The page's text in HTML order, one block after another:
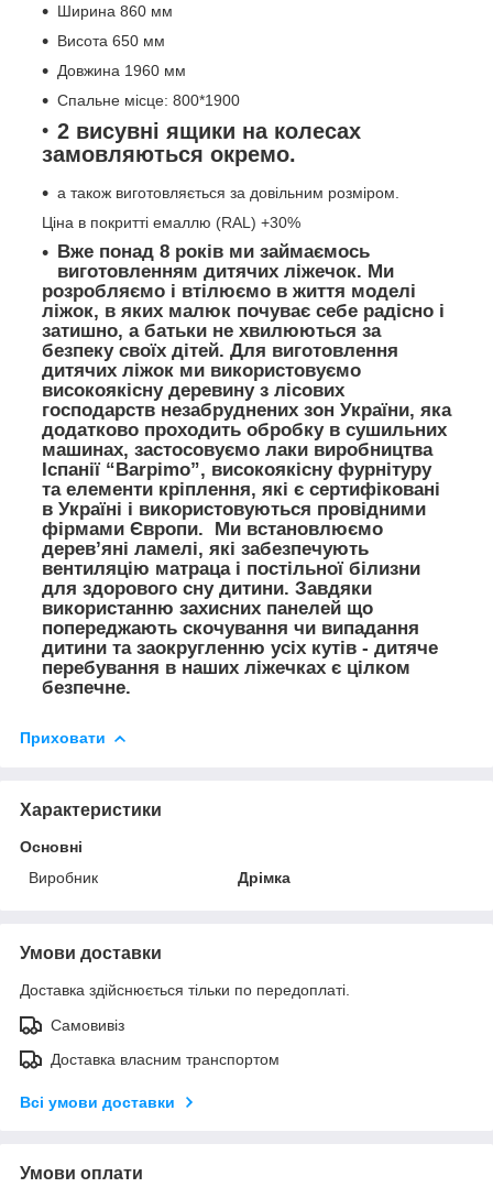
Ширина 860 мм
Висота 650 мм
Довжина 1960 мм
Спальне місце: 800*1900
2 висувні ящики на колесах
замовляються окремо.
а також виготовляється за довільним розміром.
Ціна в покритті емаллю (RAL) +30%
Вже понад 8 років ми займаємось
виготовленням дитячих ліжечок. Ми
розробляємо і втілюємо в життя моделі
ліжок, в яких малюк почуває себе радісно і
затишно, а батьки не хвилюються за
безпеку своїх дітей. Для виготовлення
дитячих ліжок ми використовуємо
високоякісну деревину з лісових
господарств незабруднених зон України, яка
додатково проходить обробку в сушильних
машинах, застосовуємо лаки виробництва
Іспанії “Barpimo”, високоякісну фурнітуру
та елементи кріплення, які є сертифіковані
в Україні і використовуються провідними
фірмами Європи. Ми встановлюємо
дерев’яні ламелі, які забезпечують
вентиляцію матраца і постільної білизни
для здорового сну дитини. Завдяки
використанню захисних панелей що
попереджають скочування чи випадання
дитини та заокругленню усіх кутів - дитяче
перебування в наших ліжечках є цілком
безпечне.
Приховати
Характеристики
Основні
Виробник
Дрімка
Умови доставки
Доставка здійснюється тільки по передоплаті.
Самовивіз
Доставка власним транспортом
Всі умови доставки
Умови оплати